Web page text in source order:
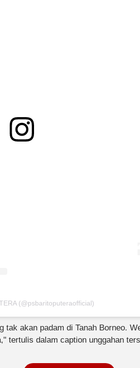
(@psbaritoputeraofficial)
tak akan padam di Tanah Borneo.
tertulis dalam caption unggahan